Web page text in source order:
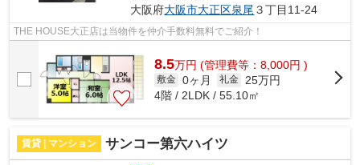
大阪府大阪市大正区泉尾３丁目11-24
THE HOUSE大正店は当物件を仲介手数料無料でご紹介！
8.5万円 (管理費等：8,000円 )
敷金 0ヶ月 礼金
25万円
4階 / 2LDK / 55.10㎡
賃貸 | マンション サンコー第六ハイツ